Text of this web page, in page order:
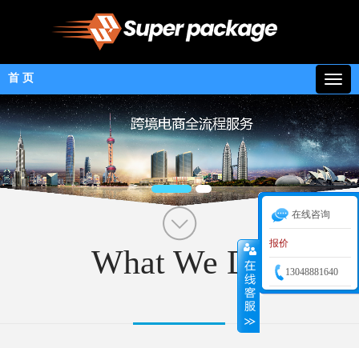
首 页
What We Do
在线咨询
报价
13048881640